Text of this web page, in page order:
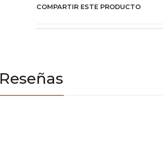
COMPARTIR ESTE PRODUCTO
Reseñas